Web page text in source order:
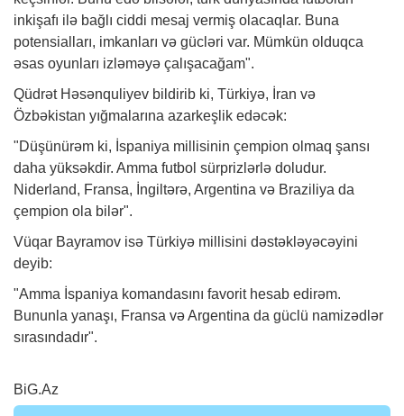
inkişafı ilə bağlı ciddi mesaj vermiş olacaqlar. Buna
potensialları, imkanları və gücləri var. Mümkün olduqca
əsas oyunları izləməyə çalışacağam".
Qüdrət Həsənquliyev bildirib ki, Türkiyə, İran və
Özbəkistan yığmalarına azarkeşlik edəcək:
"Düşünürəm ki, İspaniya millisinin çempion olmaq şansı
daha yüksəkdir. Amma futbol sürprizlərlə doludur.
Niderland, Fransa, İngiltərə, Argentina və Braziliya da
çempion ola bilər".
Vüqar Bayramov isə Türkiyə millisini dəstəkləyəcəyini
deyib:
"Amma İspaniya komandasını favorit hesab edirəm.
Bununla yanaşı, Fransa və Argentina da güclü namizədlər
sırasındadır".
BiG.Az